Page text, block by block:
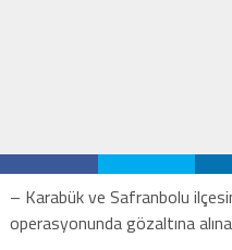
– Karabük ve Safranbolu
operasyonunda gözaltına